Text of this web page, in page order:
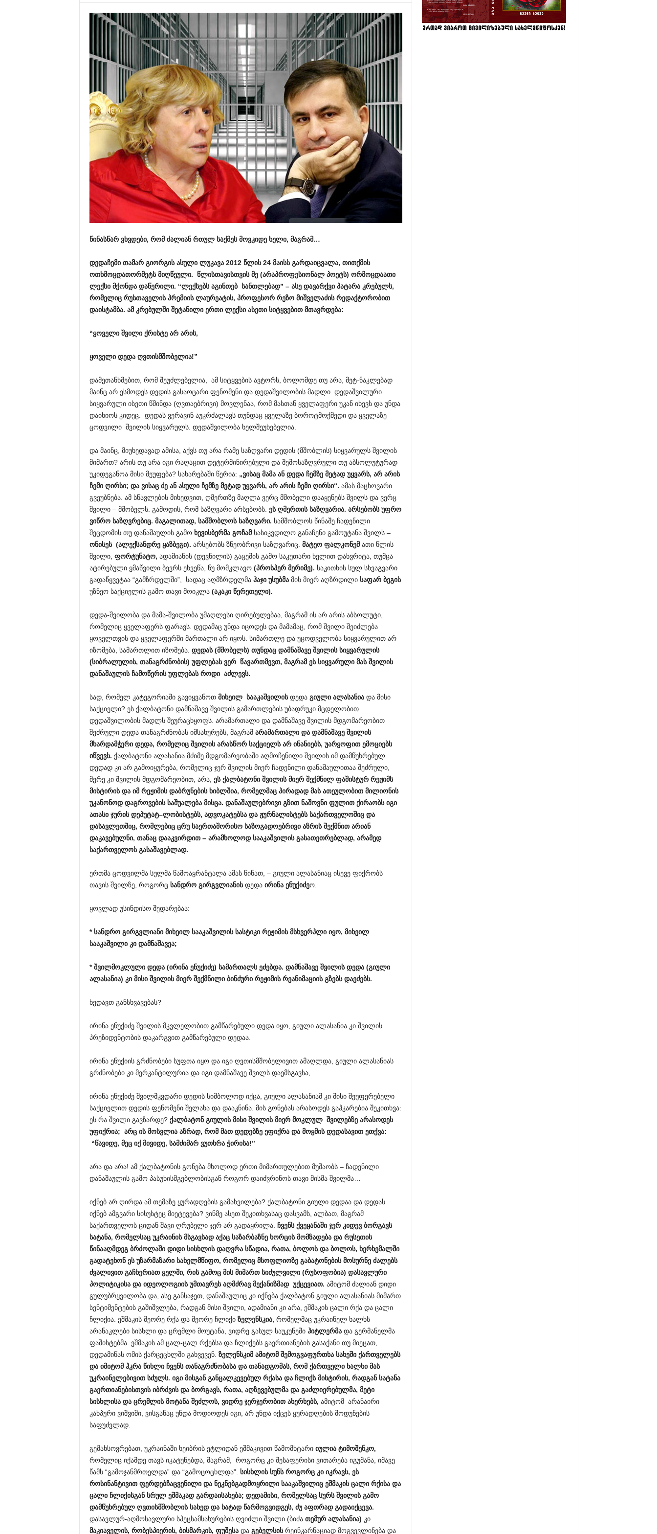
წინასწარ ვხვდები, რომ ძალიან რთულ საქმეს მოვკიდე ხელი, მაგრამ…
დედაჩემი თამარ გიორგის ასული ლუკავა2012 წლის24 მაისს გარდაიცვალა, თითქმის
ოთხმოცდათორმეტს მიღწეული. წლისთავისთვის მე(არაპროფესიონალ პოეტს) ორმოცდაათი
ლექსი მქონდა დაწერილი. “ლექსებს აგინთებ სანთლებად” – ასე დავარქვი პატარა კრებულს,
რომელიც რუსთაველის პრემიის ლაურეატის, პროფესორ რეზო მიშველაძის რედაქტორობით
დაისტამბა. ამ კრებულში შეტანილი ერთი ლექსი ასეთი სიტყვებით მთავრდება:
“ყოველი შვილი ქრისტე არ არის,
ყოველი დედა ღვთისმშობელია!”
დამეთანხმებით, რომ შეუძლებელია, ამ სიტყვების ავტორს, ბოლომდე თუ არა, მეტ-ნაკლებად
მაინც არ ესმოდეს დედის გასაოცარი ფენომენი და დედაშვილობის მადლი. დედაშვილური
სიყვარული ისეთი წმინდა (ღვთაებრივი) მოვლენაა, რომ მასთან ყველაფერი უკან იხევს და უნდა
დაიხიოს კიდეც. დედას ვერავინ აუკრძალავს თუნდაც ყველაზე ბოროტმოქმედი და ყველაზე
ცოდვილი შვილის სიყვარულს. დედაშვილობა ხელშეუხებელია.
და მაინც, მიუხედავად ამისა, აქვს თუ არა რამე საზღვარი დედის (მშობლის) სიყვარულს შვილის
მიმართ? არის თუ არა იგი რაღაცით დეტერმინირებული და შემოსაზღვრული თუ აბსოლუტურად
უკიდეგანოა მისი მეუფება? სახარებაში წერია: „ვისაც მამა ან დედა ჩემზე მეტად უყვარს, არ არის
ჩემი ღირსი; და ვისაც ძე ან ასული ჩემზე მეტად უყვარს, არ არის ჩემი ღირსი“. ამას მაცხოვარი
გვეუბნება. ამ სწავლების მიხედვით, ღმერთზე მაღლა ვერც მშობელი დააყენებს შვილს და ვერც
შვილი – მშობელს. გამოდის, რომ საზღვარი არსებობს. ეს ღმერთის საზღვარია. არსებობს უფრო
ვიწრო საზღვრებიც. მაგალითად, სამშობლოს საზღვარი. სამშობლოს წინაშე ჩადენილი
შეცდომის თუ დანაშაულის გამო ხევისბერმა გოჩამსასიკვდილო განაჩენი გამოუტანა შვილს –
ონისეს(ალექსანდრე ყაზბეგი). არსებობს ზნეობრივი საზღვარიც. მატეო ფალკონემათი წლის
შვილი, ფორტუნატო, ადამიანის (დევნილის) გაცემის გამო საკუთარი ხელით დახვრიტა, თუმცა
ატირებული ყმაწვილი ბევრს ეხვეწა, ნუ მომკლავო (პროსპერ მერიმე). საკითხის სულ სხვაგვარი
გადაწყვეტაა “გამზრდელში”, სადაც აღმზრდელმა ჰაჯი უსუბმამის მიერ აღზრდილი საფარ ბეგის
უზნეო საქციელის გამო თავი მოიკლა (აკაკი წერეთელი).
დედა-შვილობა და მამა-შვილობა უმაღლესი ღირებულებაა, მაგრამ ის არ არის აბსოლუტი,
რომელიც ყველაფერს ფარავს. დედამაც უნდა იცოდეს და მამამაც, რომ შვილი შეიძლება
ყოველთვის და ყველაფერში მართალი არ იყოს. სიმართლე და უცოდველობა სიყვარულით არ
იზომება, სამართლით იზომება. დედას(მშობელს) თუნდაც დამნაშავე შვილის სიყვარულის
(სიბრალულის, თანაგრძნობის) უფლებას ვერ წავართმევთ, მაგრამ ეს სიყვარული მას შვილის
დანაშაულის ჩამოწერის უფლებას როდი აძლევს.
სად, რომელ კატეგორიაში გავიყვანოთ მიხეილ სააკაშვილისდედა გიული ალასანიადა მისი
საქციელი? ეს ქალბატონი დამნაშავე შვილის გამართლების უბადრუკი მცდელობით
დედაშვილობის მადლს შეურაცხყოფს. არამართალი და დამნაშავე შვილის მდგომარეობით
შეძრული დედა თანაგრძნობას იმსახურებს, მაგრამ არამართალი და დამნაშავე შვილის
მხარდამჭერი დედა, რომელიც შვილის არასწორ საქციელს არ ინანიებს, უარყოფით ემოციებს
იწვევს. ქალბატონი ალასანია მძიმე მდგომარეობაში აღმოჩენილი შვილის იმ დამწუხრებულ
დედად კი არ გამოიყურება, რომელიც ჯერ შვილის მიერ ჩადენილი დანაშაულითაა შეძრული,
მერე კი შვილის მდგომარეობით, არა, ეს ქალბატონი შვილის მიერ შექმნილ ფაშისტურ რეჟიმს
მისტირის და იმ რეჟიმის დაბრუნების ხიბლშია, რომელმაც პირადად მას ათეულობით მილიონის
უკანონოდ დაგროვების საშუალება მისცა. დანაშაულებრივი გზით ნაშოვნი ფულით ქირაობს იგი
ათასი ჯურის დეპუტატ–ლობისტებს, ადვოკატებსა და ჟურნალისტებს საქართველოშიც და
დასავლეთშიც, რომლებიც ცრუ საერთაშორისო საზოგადოებრივი აზრის შექმნით არიან
დაკავებულნი, თანაც დააკვირდით– არამხოლოდ სააკაშვილის გასათეთრებლად, არამედ
საქართველოს გასაშავებლად.
ერთმა ცოდვილმა სულმა წამოაყრანტალა ამას წინათ, – გიული ალასანიაც ისევე ფიქრობს
თავის შვილზე, როგორც სანდრო გირგვლიანისდედა ირინა ენუქიძეო.
ყოვლად უსინდისო შედარებაა:
*სანდრო გირგვლიანი მიხეილ სააკაშვილის სასტიკი რეჟიმის მსხვერპლი იყო, მიხეილ
სააკაშვილი კი დამნაშავეა;
*შვილმოკლული დედა(ირინა ენუქიძე) სამართალს ეძებდა. დამნაშავე შვილის დედა(გიული
ალასანია) კი მისი შვილის მიერ შექმნილი ბინძური რეჟიმის რეანიმაციის გზებს დაეძებს.
ხედავთ განსხვავებას?
ირინა ენუქიძე შვილის მკვლელობით გამწარებული დედა იყო, გიული ალასანია კი შვილის
პრეზიდენტობის დაკარგვით გამწარებული დედაა.
ირინა ენუქიის გრძნობები სუფთა იყო და იგი ღვთისმშობელივით ამაღლდა, გიული ალასანიას
გრძნობები კი მერკანტილურია და იგი დამნაშავე შვილს დაემსგავსა;
ირინა ენუქიძე შვილმკვდარი დედის სიმბოლოდ იქცა, გიული ალასანიამ კი მისი შეუფერებელი
საქციელით დედის ფენომენი შელახა და დააკნინა. მის გონებას არასოდეს გაჰკარებია შეკითხვა:
ეს რა შვილი გავზარდე? ქალბატონ გიულის მისი შვილის მიერ მოკლულ შვილებზე არასოდეს
უფიქრია; არც ის მოსვლია აზრად, რომ მათ დედებზე ეფიქრა და მოყმის დედასავით ეთქვა:
“წავიდე, მეც იქ მივიდე, სამძიმარ ვუთხრა ჭირისა!”
არა და არა! ამ ქალბატონის გონება მხოლოდ ერთი მიმართულებით მუშაობს – ჩადენილი
დანაშაულის გამო პასუხისმგებლობისგან როგორ დაიძვრინოს თავი მისმა შვილმა…
იქნებ არ ღირდა ამ თემაზე ყურადღების გამახვილება? ქალბატონი გიული დედაა და დედას
იქნებ ამგვარი სისუსტეც მიეტევება? ვინმე ასეთ შეკითხვასაც დასვამს, ალბათ, მაგრამ
საქართველოს ციდან შავი ღრუბელი ჯერ არ გადაყრილა.
ჩვენს ქვეყანაში ჯერ კიდევ ბორგავს
სატანა, რომელსაც უკრაინის მსგავსად აქაც საზარბაზნე ხორცის მომზადება და რუსეთის
წინააღმდეგ ბრძოლაში დიდი სისხლის დაღვრა სწადია, რათა, ბოლოს და ბოლოს, ხერხემალში
გადატეხონ ეს უზარმაზარი სახელმწიფო, რომელიც მსოფლიოზე გაბატონების მოსურნე ძალებს
ძვალივით გაჩხერიათ ყელში, რის გამოც მის მიმართ სიძულვილი(რუსოფობია) დასავლური
პოლიტიკისა და იდეოლოგიის უმთავრეს აღმძრავ მექანიზმად უქცევიათ. ამიტომ ძალიან დიდი
გულუბრყვილობა და, ასე განსაჯეთ, დანაშაულიც კი იქნება ქალბატონ გიული ალასანიას მიმართ
სენტიმენტების გაშიშვლება, რადგან მისი შვილი, ადამიანი კი არა, ეშმაკის ცალი რქა და ცალი
ჩლიქია. ეშმაკის მეორე რქა და მეორე ჩლიქი ზელენსკია, რომელმაც უკრაინელ ხალხს
არანაკლები სისხლი და ცრემლი მოუტანა, ვიდრე გასულ საუკუნეში ჰიტლერმადა გერმანელმა
ფაშისტებმა. ეშმაკის ამ ცალ-ცალ რქებსა და ჩლიქებს გაერთიანების გასაქანი თუ მიეცათ,
დედამიწას ომის ქარცეცხლში გახვევენ. ზელენსკიმ ამიტომ შემოგვაფურთხა სახეში ქართველებს
და იმიტომ ჰკრა წიხლი ჩვენს თანაგრძნობასა და თანადგომას, რომ ქართველი ხალხი მას
უკრაინელებივით სძულს. იგი მისგან განცალკევებულ რქასა და ჩლიქს მისტირის, რადგან სატანა
გაერთიანებისთვის იბრძვის და ბორგავს, რათა, აღზევებულმა და გაძლიერებულმა, მეტი
სისხლისა და ცრემლის მოტანა შეძლოს, ვიდრე ჯერჯერობით ახერხებს, ამიტომ არანაირი
კახპური ვიშვიში, ვისგანაც უნდა მოდიოდეს იგი, არ უნდა იქცეს ყურადღების მოდუნების
საფუძვლად.
გემახსოვრებათ, უკრაინაში ხეიბრის ეტლიდან ეშმაკივით წამომხტარი იულია ტიმოშენკო,
რომელიც იქამდე თავს იკატუნებდა, მაგრამ, როგორც კი შესაფერისი ვითარება იგუმანა, იმავე
წამს “გამოჯანმრთელდა” და “გამოცოცხლდა”. სისხლის სუნს როგორც კი იკრავს, ეს
როსინანტივით ფერდებჩაცვენილი და ნეკნებგადმოყრილი სააკაშვილიც ეშმაკის ცალი რქისა და
ცალი ჩლიქისგან სრულ ეშმაკად გარდაისახება; დედამისი, რომელსაც სურს შვილის გამო
დამწუხრებულ ღვთისმშობლის სახედ და ხატად წარმოგვიდგეს, ძუ აფთრად გადაიქცევა.
დასავლურ-აღმოსავლური სპეცსამსახურების ღვიძლი შვილი (ბიძა თემურ ალასანია) კი
მაკიაველის, რობესპიერის, ბისმარკის, ფუშესადა გებელსისრეინკარნაციად მოგვევლინება და